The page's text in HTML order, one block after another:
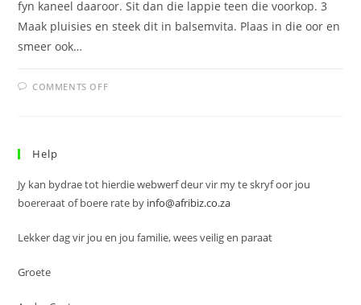
fyn kaneel daaroor. Sit dan die lappie teen die voorkop. 3
Maak pluisies en steek dit in balsemvita. Plaas in die oor en
smeer ook…
COMMENTS OFFON
Help
Jy kan bydrae tot hierdie webwerf deur vir my te skryf oor jou
boereraat of boere rate by info@afribiz.co.za
Lekker dag vir jou en jou familie, wees veilig en paraat
Groete